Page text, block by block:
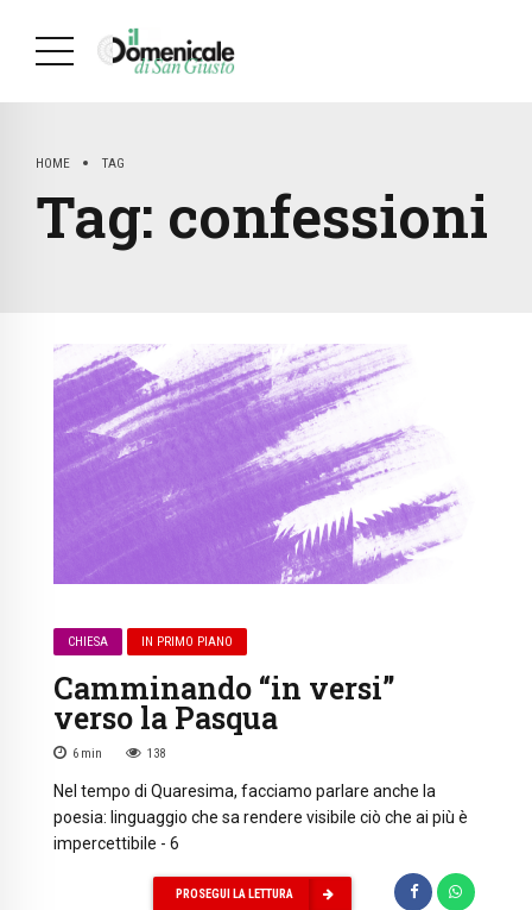
HOME TAG
Tag: confessioni
CHIESA IN PRIMO PIANO
Camminando “in versi”
verso la Pasqua
6 min 138
Nel tempo di Quaresima, facciamo parlare anche la
poesia: linguaggio che sa rendere visibile ciò che ai più è
impercettibile - 6
PROSEGUI LA LETTURA